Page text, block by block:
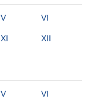
V VI
XI XII
V VI